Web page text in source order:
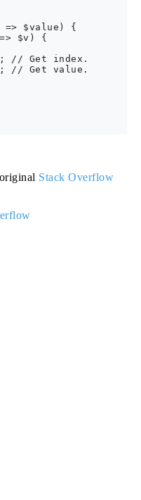
=> $value) {
$v) {
// Get index.
// Get value.
Stack Overflow